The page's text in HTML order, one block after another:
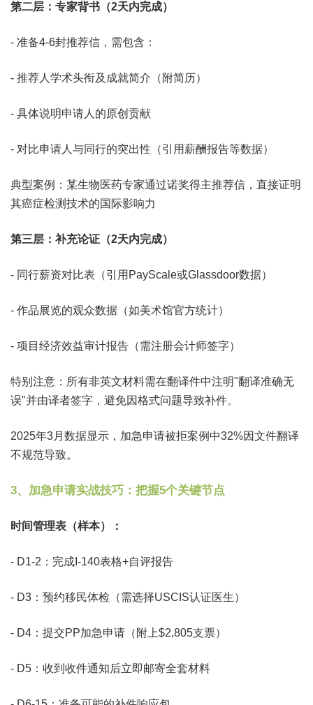
第二层：专家背书（2天内完成）
- 准备4-6封推荐信，需包含：
- 推荐人学术头衔及成就简介（附简历）
- 具体说明申请人的原创贡献
- 对比申请人与同行的突出性（引用薪酬报告等数据）
典型案例：某生物医药专家通过诺奖得主推荐信，直接证明
其癌症检测技术的国际影响力
第三层：补充论证（2天内完成）
- 同行薪资对比表（引用PayScale或Glassdoor数据）
- 作品展览的观众数据（如美术馆官方统计）
- 项目经济效益审计报告（需注册会计师签字）
特别注意：所有非英文材料需在翻译件中注明"翻译准确无
误"并由译者签字，避免因格式问题导致补件。
2025年3月数据显示，加急申请被拒案例中32%因文件翻译
不规范导致。
3、加急申请实战技巧：把握5个关键节点
时间管理表（样本）：
- D1-2：完成I-140表格+自评报告
- D3：预约移民体检（需选择USCIS认证医生）
- D4：提交PP加急申请（附上$2,805支票）
- D5：收到收件通知后立即邮寄全套材料